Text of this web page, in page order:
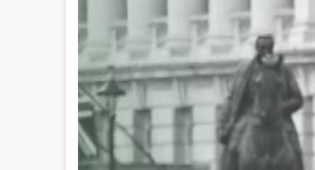
Gaza : les Israéliens bombardent des entrepôts